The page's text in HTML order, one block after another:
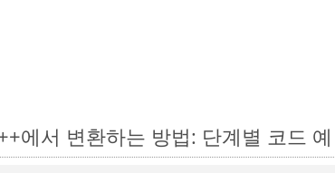
에서 변환하는 방법: 단계별 코드 예